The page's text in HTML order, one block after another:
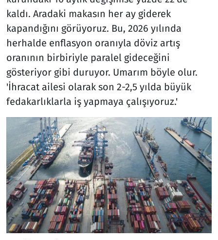
kaldı. Aradaki makasın her ay giderek
kapandığını görüyoruz. Bu, 2026 yılında
herhalde enflasyon oranıyla döviz artış
oranının birbiriyle paralel gideceğini
gösteriyor gibi duruyor. Umarım böyle olur.
'İhracat ailesi olarak son 2-2,5 yılda büyük
fedakarlıklarla iş yapmaya çalışıyoruz.'